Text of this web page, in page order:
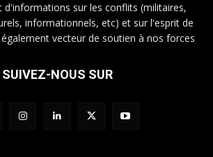
d'informations sur les conflits (militaires,
informationnels, etc) et sur l'esprit de
vecteur de soutien à nos forces
SUIVEZ-NOUS SUR